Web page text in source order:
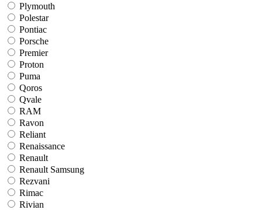
Plymouth
Polestar
Pontiac
Porsche
Premier
Proton
Puma
Qoros
Qvale
RAM
Ravon
Reliant
Renaissance
Renault
Renault Samsung
Rezvani
Rimac
Rivian